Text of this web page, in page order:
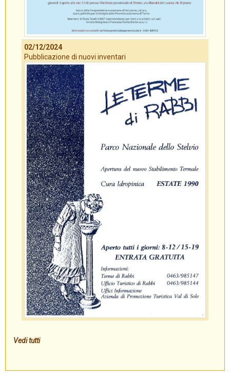
02/12/2024
Pubblicazione di nuovi inventari
Vedi tutti